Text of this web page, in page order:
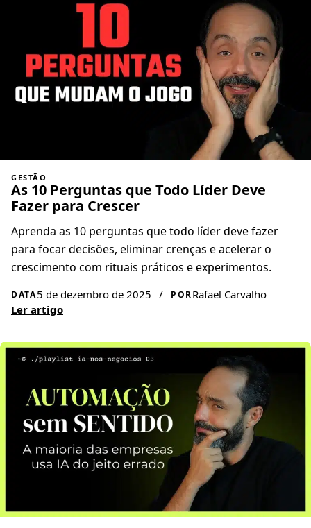
GESTÃO
As 10 Perguntas que Todo Líder Deve
Fazer para Crescer
Aprenda as 10 perguntas que todo líder deve fazer
para focar decisões, eliminar crenças e acelerar o
crescimento com rituais práticos e experimentos.
DATA5 de dezembro de 2025 / PORRafael Carvalho
Ler artigo